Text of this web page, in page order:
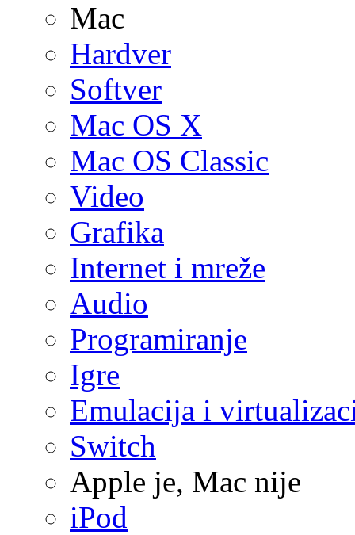
Mac
Hardver
Softver
Mac OS X
Mac OS Classic
Video
Grafika
Internet i mreže
Audio
Programiranje
Igre
Emulacija i
Switch
Apple je, Mac nije
iPod